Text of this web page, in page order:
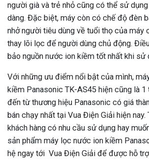
người già và trẻ nhỏ cũng có thể sử
dàng. Đặc biệt, máy còn có chế độ đèn
nhở người tiêu dùng về tuổi thọ của máy
thay lõi lọc để người dùng chủ động.
bảo nguồn nước ion kiềm tốt nhất khi sử
Với những ưu điểm nổi bật của mình,
kiềm Panasonic TK-AS45 hiện cũng là 1
đến từ thương hiệu Panasonic có giá
bán chạy nhất tại Vua Điện Giải hiện nay.
khách hàng có nhu cầu sử dụng hay
sản phẩm máy lọc nước ion kiềm
hệ ngay tới Vua Điện Giải để được hỗ